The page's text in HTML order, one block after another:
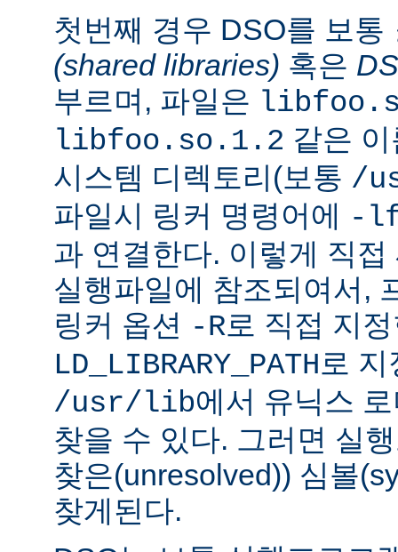
첫번째 경우 DSO를 보통
(shared libraries) 혹은
부르며, 파일은
libfoo.so.1.2 같은
시스템 디렉토리(보통 /
파일시 링커 명령어에
-
과 연결한다. 이렇게 직
실행파일에 참조되여서,
링커 옵션 -R로 직접 지
LD_LIBRARY_PATH 로
/usr/lib에서 유닉스
찾을 수 있다. 그러면 실
찾은(unresolved)) 심볼
찾게된다.